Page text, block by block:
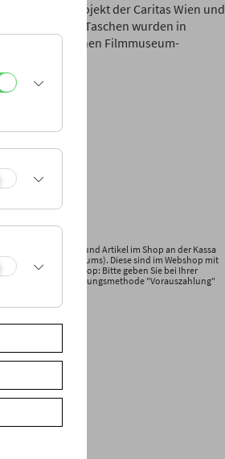
der Caritas Wien und
Die Taschen wurden in
aus historischen Filmmuseum-
Publikationen und Artikel im Shop an der Kassa
des Filmmuseums). Diese sind im Webshop mit
im Webshop: Bitte geben Sie bei Ihrer
wählen die Zahlungsmethode "Vorauszahlung"